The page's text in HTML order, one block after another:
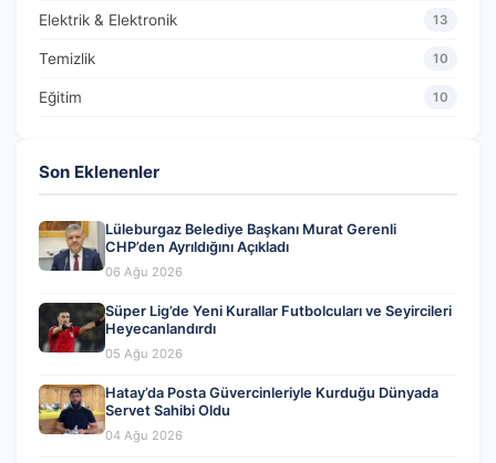
Elektrik & Elektronik 13
Temizlik 10
Eğitim 10
Son Eklenenler
Lüleburgaz Belediye Başkanı Murat Gerenli
CHP’den Ayrıldığını Açıkladı
06 Ağu 2026
Süper Lig’de Yeni Kurallar Futbolcuları ve Seyircileri
Heyecanlandırdı
05 Ağu 2026
Hatay’da Posta Güvercinleriyle Kurduğu Dünyada
Servet Sahibi Oldu
04 Ağu 2026